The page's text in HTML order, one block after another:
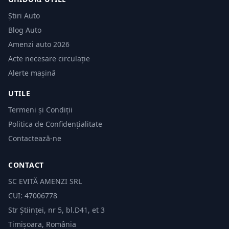
Știri Auto
Blog Auto
Amenzi auto 2026
Acte necesare circulație
Alerte mașină
UTILE
Termeni și Condiții
Politica de Confidențialitate
Contactează-ne
CONTACT
SC EVITĂ AMENZI SRL
CUI: 47006778
Str Științei, nr 5, bl.D41, et 3
Timișoara, România